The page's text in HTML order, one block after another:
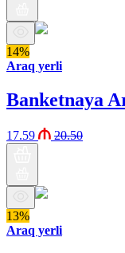
14%
Araq yerli
Banketnaya
17.59 20.50
13%
Araq yerli